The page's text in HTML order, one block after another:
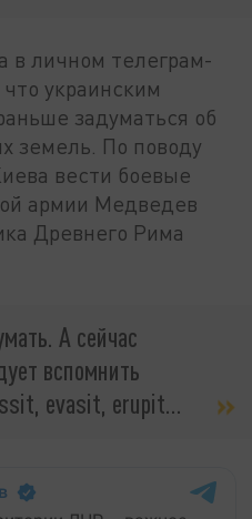
в личном телеграм-
украинским
задуматься об
земель. По поводу
вести боевые
армии Медведев
Древнего Рима
А сейчас
вспомнить
evasit, erupit…